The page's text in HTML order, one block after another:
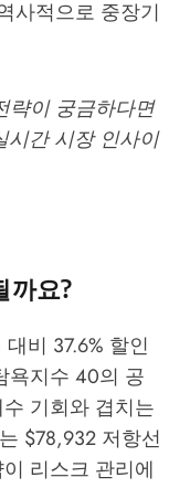
사적으로 중장기
략이 궁금하다면
시간 시장 인사이
까요?
비 37.6% 할인
욕지수 40의 공
기회와 겹치는
$78,932 저항선
리스크 관리에